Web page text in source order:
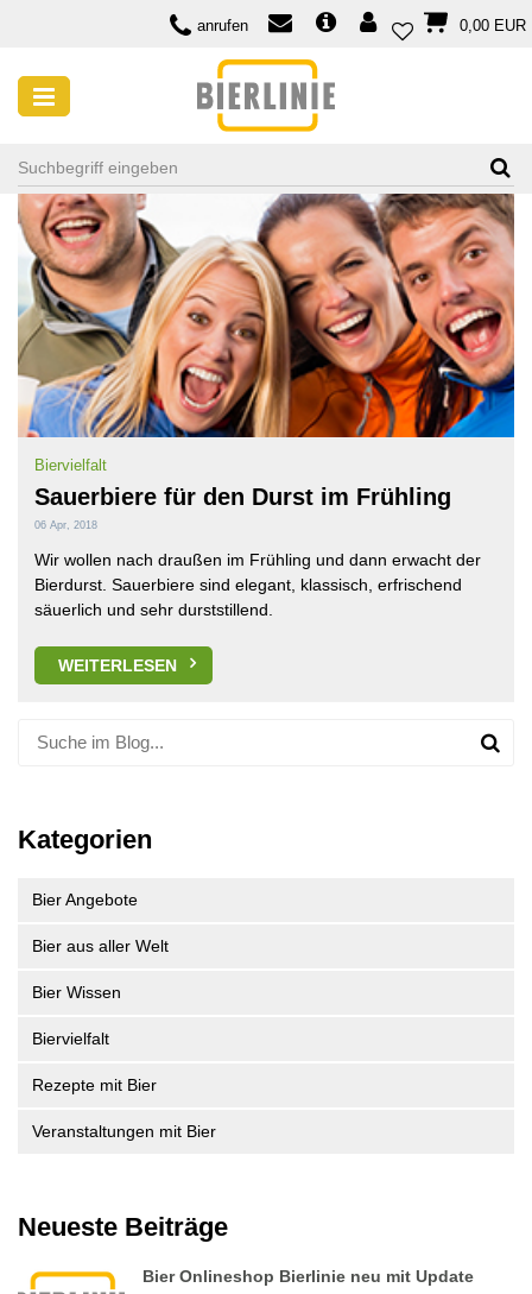
anrufen 0,00 EUR
SUCHE NACH TAG: KRIEK
Biervielfalt
Sauerbiere für den Durst im Frühling
06 Apr, 2018
Wir wollen nach draußen im Frühling und dann erwacht der
Bierdurst. Sauerbiere sind elegant, klassisch, erfrischend
säuerlich und sehr durststillend.
WEITERLESEN
Kategorien
Bier Angebote
Bier aus aller Welt
Bier Wissen
Biervielfalt
Rezepte mit Bier
Veranstaltungen mit Bier
Neueste Beiträge
Bier Onlineshop Bierlinie neu mit Update